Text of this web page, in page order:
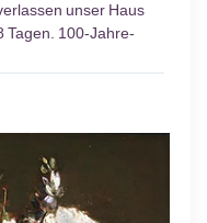
unser Haus
Tagen. 100-Jahre-